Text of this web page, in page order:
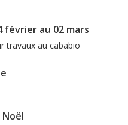
février au 02 mars
travaux au cababio